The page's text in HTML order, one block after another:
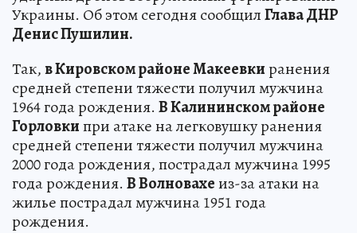
Украины. Об этом сегодня сообщилГлава ДНР
Денис Пушилин.
Так,в Кировском районе Макеевкиранения
средней степени тяжести получил мужчина
1964 года рождения. В Калининском районе
Горловкипри атаке на легковушку ранения
средней степени тяжести получил мужчина
2000 года рождения, пострадал мужчина 1995
года рождения. В Волновахеиз-за атаки на
жилье пострадал мужчина 1951 года
рождения.